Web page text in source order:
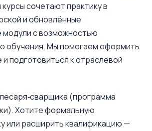
сочетают практику в
и обновлённые
модули с возможностью
обучения. Мы помогаем оформить
подготовиться к отраслевой
(программа
Хотите формальную
или расширить квалификацию —